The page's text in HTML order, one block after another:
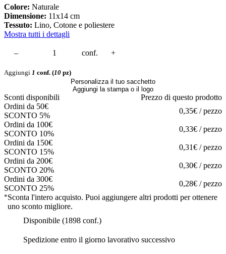
Colore: Naturale
Dimensione: 11x14 cm
Tessuto: Lino, Cotone e poliestere
Mostra tutti i dettagli
– conf. +
Aggiungi 1 conf. (10 pz)
Personalizza il tuo sacchetto
Aggiungi la stampa o il logo
Sconti disponibili
Prezzo di questo prodotto
Ordini da 50€
SCONTO 5%
0,35€ / pezzo
Ordini da 100€
SCONTO 10%
0,33€ / pezzo
Ordini da 150€
SCONTO 15%
0,31€ / pezzo
Ordini da 200€
SCONTO 20%
0,30€ / pezzo
Ordini da 300€
SCONTO 25%
0,28€ / pezzo
*Sconta l'intero acquisto. Puoi aggiungere altri prodotti per ottenere
uno sconto migliore.
Disponibile (1898 conf.)
Spedizione entro il giorno lavorativo successivo